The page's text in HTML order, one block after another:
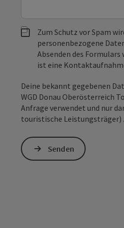
Zum Schutz vor Spam
personenbezogene
Absenden des
ist eine
Deine bekannt gegebenen
WGD Donau Oberösterreich
Anfrage verwendet und nur
touristische Leistungsträger)
Senden